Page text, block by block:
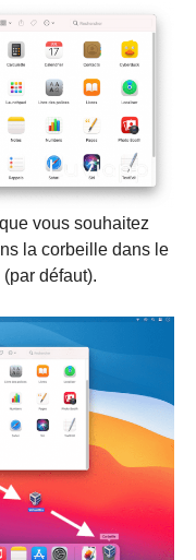
vous souhaitez
la corbeille dans le
défaut).